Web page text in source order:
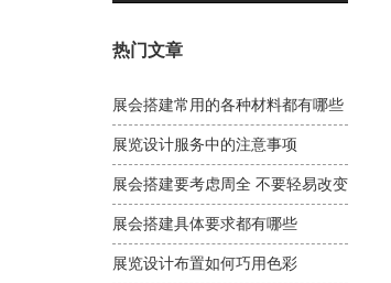
热门文章
展会搭建常用的各种材料都有哪些
展览设计服务中的注意事项
展会搭建要考虑周全 不要轻易改变
展会搭建具体要求都有哪些
展览设计布置如何巧用色彩